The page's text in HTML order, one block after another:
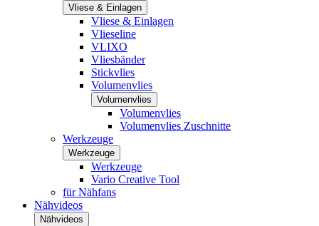
Vliese & Einlagen
Vliese & Einlagen
Vlieseline
VLIXO
Vliesbänder
Stickvlies
Volumenvlies
Volumenvlies
Volumenvlies
Volumenvlies Zuschnitte
Werkzeuge
Werkzeuge
Werkzeuge
Vario Creative Tool
für Nähfans
Nähvideos
Nähvideos